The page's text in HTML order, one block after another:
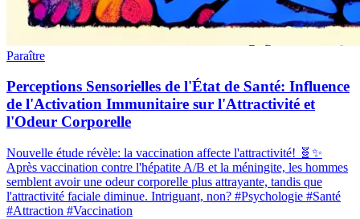
Paraître
Perceptions Sensorielles de l'État de Santé: Influence
de l'Activation Immunitaire sur l'Attractivité et
l'Odeur Corporelle
Nouvelle étude révèle: la vaccination affecte l'attractivité! 🧬✨
Après vaccination contre l'hépatite A/B et la méningite, les hommes
semblent avoir une odeur corporelle plus attrayante, tandis que
l'attractivité faciale diminue. Intriguant, non? #Psychologie #Santé
#Attraction #Vaccination